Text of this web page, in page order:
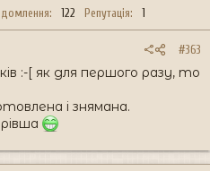
122 Репутація 1
#363
:-[ як для першого разу, то
і знямана.